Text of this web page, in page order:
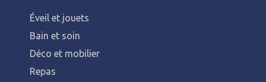
Éveil et jouets
Bain et soin
Déco et mobilier
Repas